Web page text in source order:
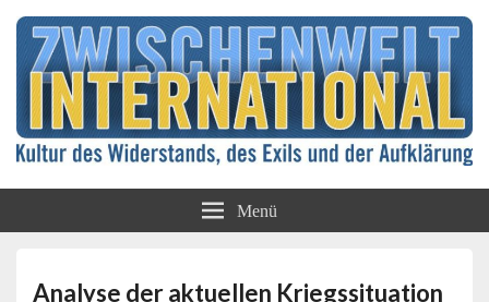
Zwischenwelt
International
Menü
Analyse der aktuellen Kriegssituation